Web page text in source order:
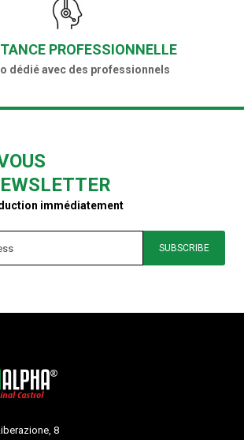
PROFESSIONNELLE
dédié avec des professionnels
immédiatement
SUBSCRIBE
8